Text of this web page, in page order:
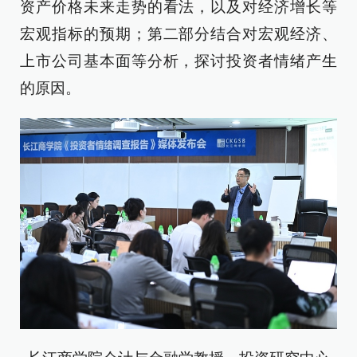
资产价格未来走势的看法，以及对经济增长等
宏观指标的预期；第二部分结合对宏观经济、
上市公司基本面等分析，探讨投资者情绪产生
的原因。